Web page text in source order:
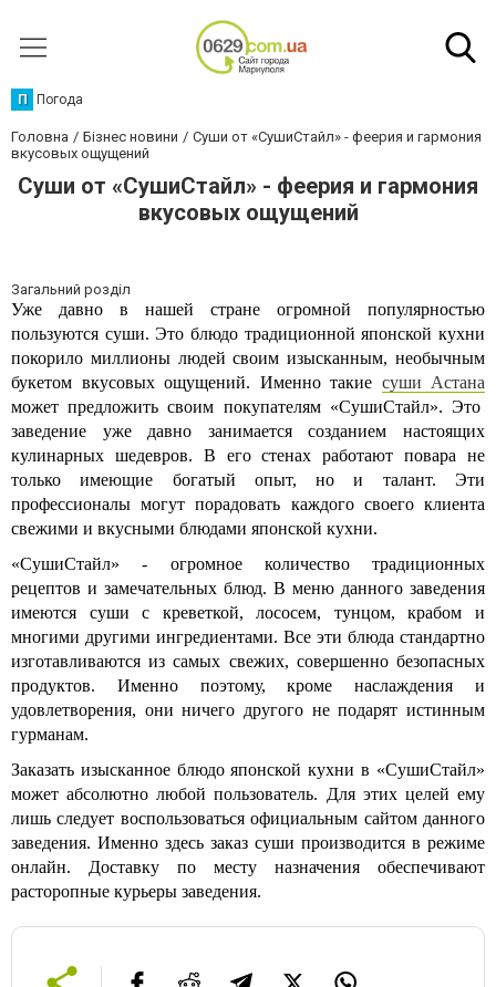
П Погода
Головна Бізнес новини
Суши от «СушиСтайл» - феерия и гармония
вкусовых ощущений
Суши от «СушиСтайл» - феерия и гармония
вкусовых ощущений
Загальний розділ
Уже давно в нашей стране огромной популярностью
пользуются суши. Это блюдо традиционной японской кухни
покорило миллионы людей своим изысканным, необычным
букетом вкусовых ощущений. Именно такие суши Астана
может предложить своим покупателям «СушиСтайл». Это
заведение уже давно занимается созданием настоящих
кулинарных шедевров. В его стенах работают повара не
только имеющие богатый опыт, но и талант. Эти
профессионалы могут порадовать каждого своего клиента
свежими и вкусными блюдами японской кухни.
«СушиСтайл» - огромное количество традиционных
рецептов и замечательных блюд. В меню данного заведения
имеются суши с креветкой, лососем, тунцом, крабом и
многими другими ингредиентами. Все эти блюда стандартно
изготавливаются из самых свежих, совершенно безопасных
продуктов. Именно поэтому, кроме наслаждения и
удовлетворения, они ничего другого не подарят истинным
гурманам.
Заказать изысканное блюдо японской кухни в «СушиСтайл»
может абсолютно любой пользователь. Для этих целей ему
лишь следует воспользоваться официальным сайтом данного
заведения. Именно здесь заказ суши производится в режиме
онлайн. Доставку по месту назначения обеспечивают
расторопные курьеры заведения.